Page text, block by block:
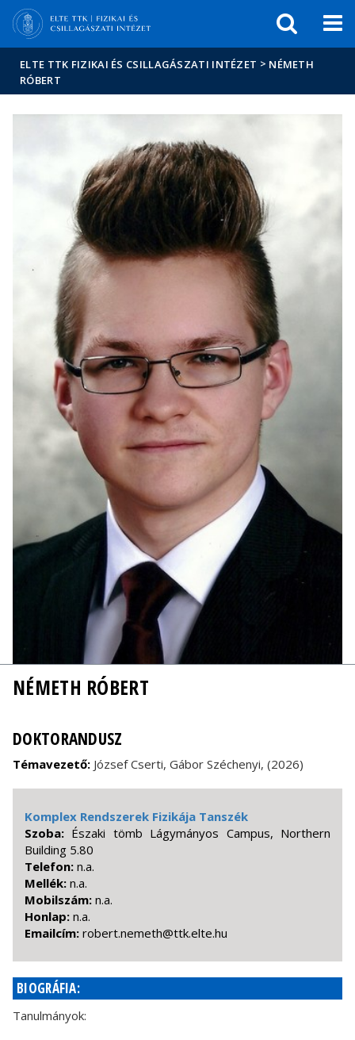
Események
sajtóban
ELTE TTK FIZIKAI ÉS CSILLAGÁSZATI INTÉZET > NÉMETH
RÓBERT
NÉMETH RÓBERT
DOKTORANDUSZ
Témavezető: József Cserti, Gábor Széchenyi, (2026)
Komplex Rendszerek Fizikája Tanszék
Szoba: Északi tömb Lágymányos Campus, Northern
Building 5.80
Telefon: n.a.
Mellék: n.a.
Mobilszám: n.a.
Honlap: n.a.
Emailcím: uh.etle.ktt@htemen.trebor
BIOGRÁFIA:
Tanulmányok: